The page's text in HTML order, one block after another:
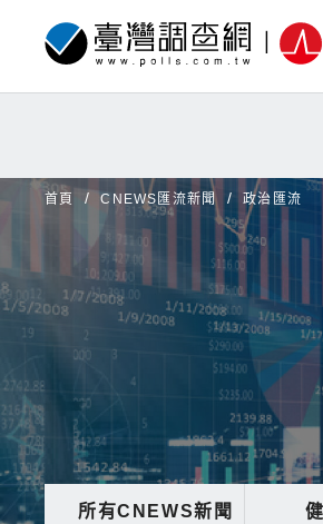
首頁 CNEWS匯流新聞 政治匯流
所有CNEWS新聞